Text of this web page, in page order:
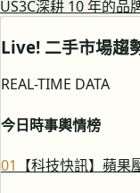
US3C深耕 10 年的品
Live! 二手市場趨
REAL-TIME DATA
今日時事輿情榜
01 【科技快訊】蘋